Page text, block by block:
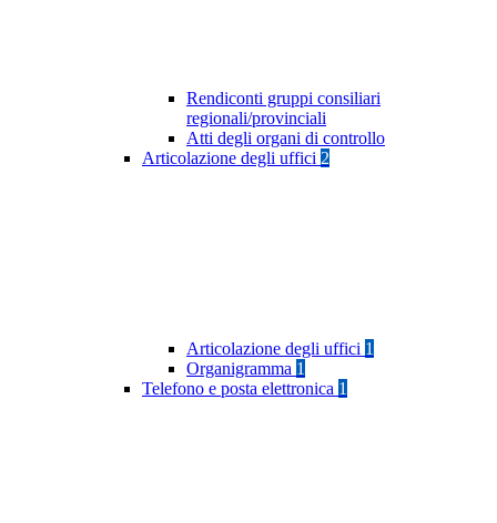
Rendiconti gruppi consiliari
regionali/provinciali
Atti degli organi di controllo
Articolazione degli uffici 2
Articolazione degli uffici 1
Organigramma 1
Telefono e posta elettronica 1